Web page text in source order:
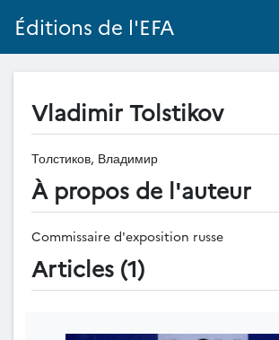
Éditions de l'EFA
Vladimir Tolstikov
Толстиков, Владимир
À propos de l'auteur
Commissaire d'exposition russe
Articles (1)